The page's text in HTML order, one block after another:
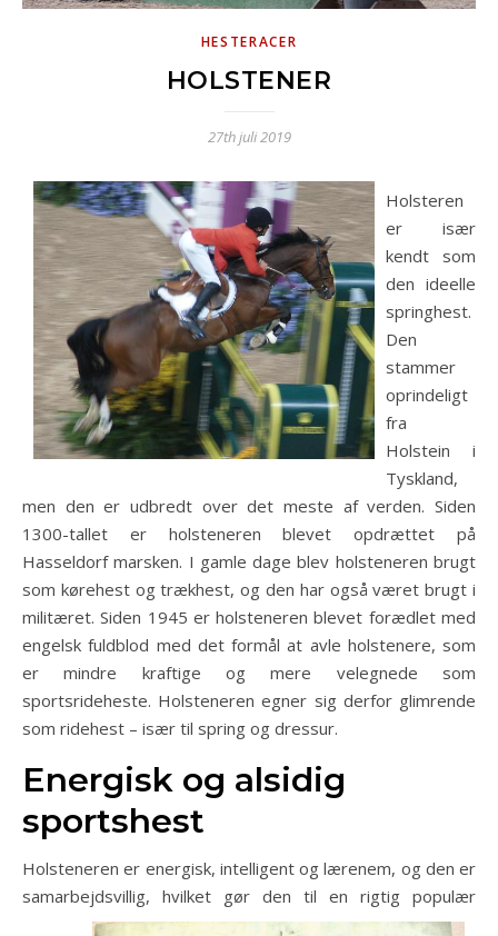
HESTERACER
HOLSTENER
27th juli 2019
Holsteren
er især
kendt som
den ideelle
springhest.
Den
stammer
oprindeligt
fra
Holstein i
Tyskland,
men den er udbredt over det meste af verden. Siden
1300-tallet er holsteneren blevet opdrættet på
Hasseldorf marsken. I gamle dage blev holsteneren brugt
som kørehest og trækhest, og den har også været brugt i
militæret. Siden 1945 er holsteneren blevet forædlet med
engelsk fuldblod med det formål at avle holstenere, som
er mindre kraftige og mere velegnede som
sportsrideheste. Holsteneren egner sig derfor glimrende
som ridehest – især til spring og dressur.
Energisk og alsidig
sportshest
Holsteneren er energisk, intelligent og lærenem, og den er
samarbejdsvillig, hvilket gør den til en rigtig populær